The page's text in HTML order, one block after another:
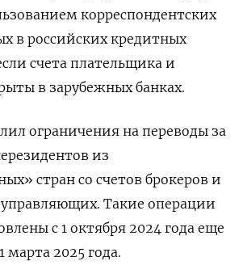
корреспондентских
в российских кредитных
счета плательщика и
в зарубежных банках.
ограничения на переводы за
из
стран со счетов брокеров и
Такие операции
с 1 октября 2024 года еще
марта 2025 года.